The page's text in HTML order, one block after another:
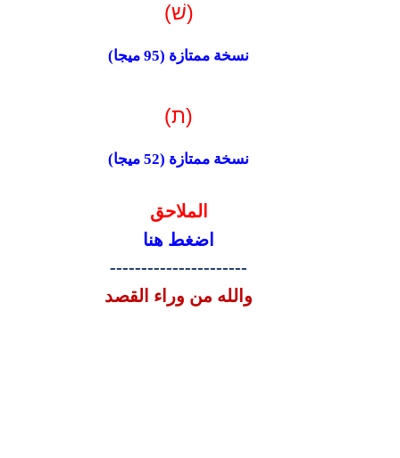
(שׁ)
نسخة ممتازة (95 ميجا)
(ת)
نسخة ممتازة (
52 ميجا)
الملاحق
اضغط هنا
----------------------
والله من وراء القصد